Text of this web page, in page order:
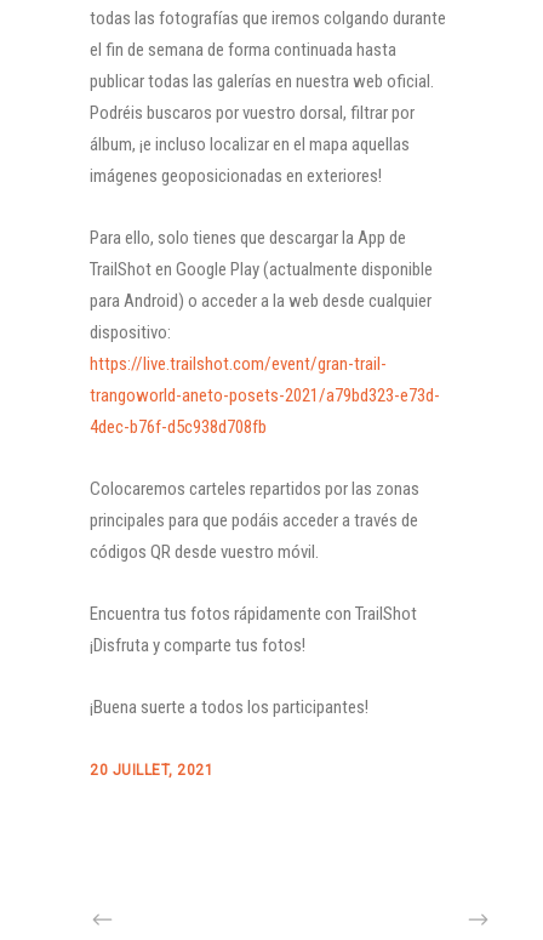
todas las fotografías que iremos colgando durante
el fin de semana de forma continuada hasta
publicar todas las galerías en nuestra web oficial.
Podréis buscaros por vuestro dorsal, filtrar por
álbum, ¡e incluso localizar en el mapa aquellas
imágenes geoposicionadas en exteriores!
Para ello, solo tienes que descargar la App de
TrailShot en Google Play (actualmente disponible
para Android) o acceder a la web desde cualquier
dispositivo:
https://live.trailshot.com/event/gran-trail-
trangoworld-aneto-posets-2021/a79bd323-e73d-
4dec-b76f-d5c938d708fb
Colocaremos carteles repartidos por las zonas
principales para que podáis acceder a través de
códigos QR desde vuestro móvil.
Encuentra tus fotos rápidamente con TrailShot
¡Disfruta y comparte tus fotos!
¡Buena suerte a todos los participantes!
20 JUILLET, 2021